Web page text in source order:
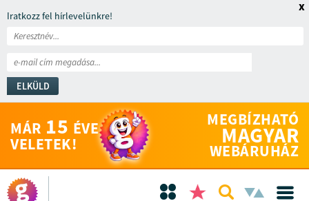
Iratkozz fel hírlevelünkre!
ELKÜLD
x
MÁR 15 ÉVE
VELETEK!
MEGBÍZHATÓ
MAGYAR
WEBÁRUHÁZ